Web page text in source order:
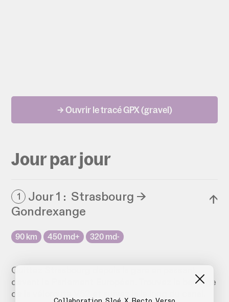
→ Ouvrir le tracé GPX (gravel)
Jour par jour
1
Jour 1 : Strasbourg →
Gondrexange
↓
90 km 450 md+ 320 md-
Quittez Strasbourg depuis la gare en passant
devant le Parlement Européen. Trouvez le balisage
de la véloroute V52 et suivez la le long du canal.